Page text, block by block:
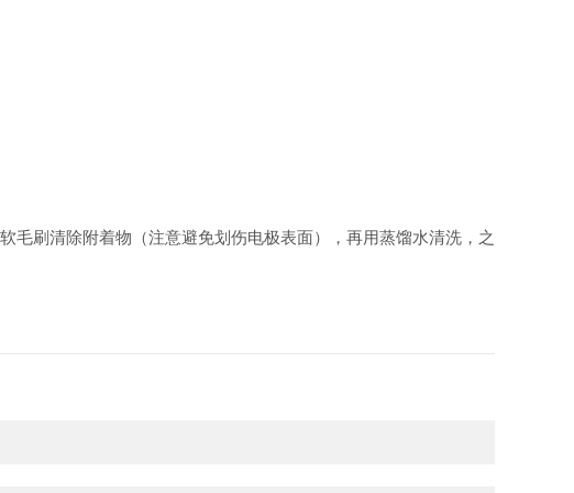
毛刷清除附着物（注意避免划伤电极表面），再用蒸馏水清洗，之